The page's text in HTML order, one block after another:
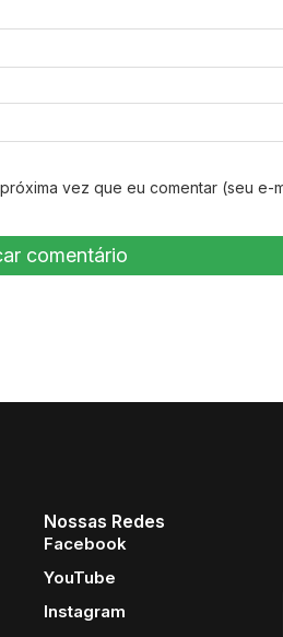
vez que eu comentar (seu e-
Nossas Redes
Facebook
YouTube
Instagram